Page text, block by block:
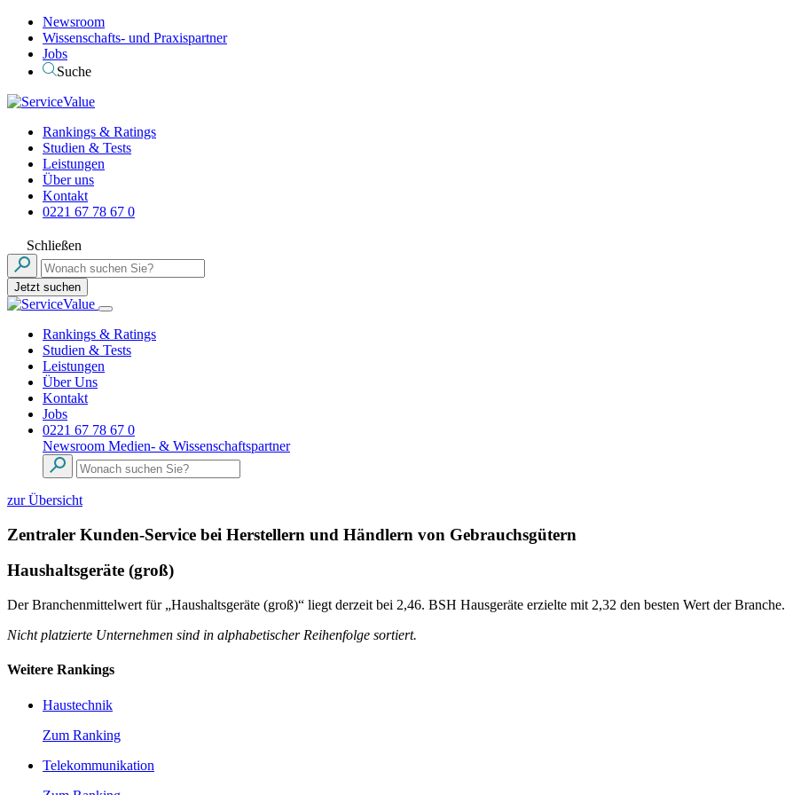
Newsroom
Wissenschafts- und Praxispartner
Jobs
Suche
Rankings & Ratings
Studien & Tests
Leistungen
Über uns
Kontakt
0221 67 78 67 0
Schließen
Jetzt suchen
Rankings & Ratings
Studien & Tests
Leistungen
Über Uns
Kontakt
Jobs
0221 67 78 67 0
Newsroom Medien- & Wissenschaftspartner
zur Übersicht
Zentraler Kunden-Service bei Herstellern und Händlern von Gebrauchsgütern
Haushaltsgeräte (groß)
Der Branchenmittelwert für „Haushaltsgeräte (groß)“ liegt derzeit bei 2,46. BSH Hausgeräte erzielte mit 2,32 den besten Wert der Branche.
Nicht platzierte Unternehmen sind in alphabetischer Reihenfolge sortiert.
Weitere Rankings
Haustechnik
Zum Ranking
Telekommunikation